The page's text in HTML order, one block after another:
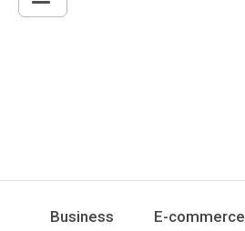
Business E-commerce